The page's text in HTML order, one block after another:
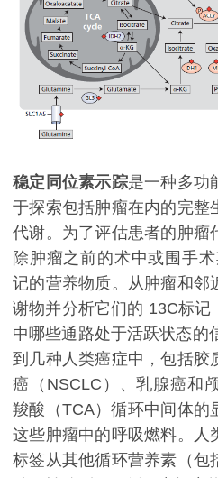
稳定同位素示踪是一种多功
于探索包括肿瘤在内的完整
代谢。为了评估患者的肿瘤
除肿瘤之前的术中或围手
记的营养物质。从肿瘤和邻
谢物并分析它们的 13C标记
中哪些通路处于活跃状态的
到几种人类癌症中，包括胶
癌（NSCLC）、乳腺癌和
羧酸（TCA）循环中间体的
这些肿瘤中的呼吸燃料。人
标签从其他循环营养素（包